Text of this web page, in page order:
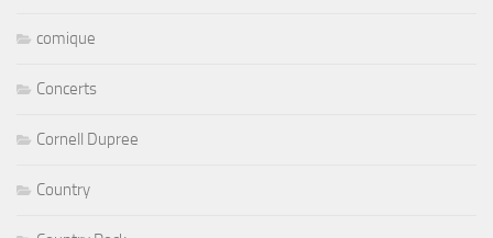
comique
Concerts
Cornell Dupree
Country